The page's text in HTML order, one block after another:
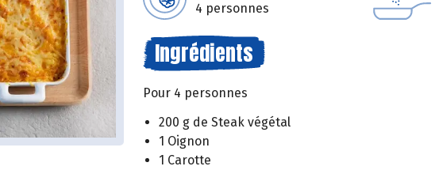
4 personnes
Ingrédients
Pour 4 personnes
200 g de Steak végétal
1 Oignon
1 Carotte